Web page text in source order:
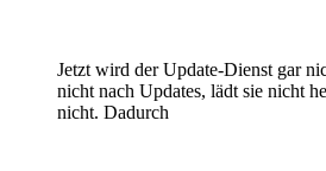
Jetzt wird der Update-Dienst gar
nicht nach Updates, lädt sie nicht
nicht. Dadurch